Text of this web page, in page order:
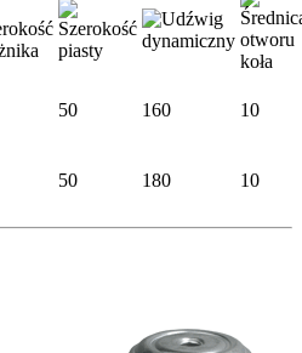
50 160 10
50 180 10